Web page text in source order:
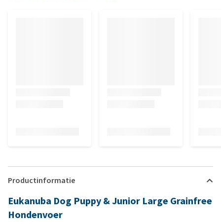
Productinformatie
Eukanuba Dog Puppy & Junior Large Grainfree
Hondenvoer